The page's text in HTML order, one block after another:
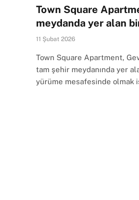
Town Square
meydanda yer alan
11 Şubat 2026
Town Square Apartment,
tam şehir meydanında yer
yürüme mesafesinde